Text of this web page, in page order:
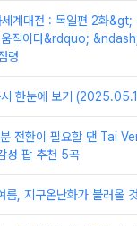
계대전 : 독일편 2화
직이다&rdquo;
령
시 한눈에 보기
전환이 필요할 땐 Tai
성 팝 추천 5곡
, 지구온난화가 불러올